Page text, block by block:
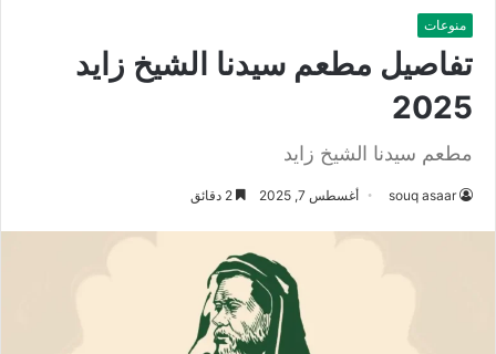
منوعات
تفاصيل مطعم سيدنا الشيخ زايد
2025
مطعم سيدنا الشيخ زايد
souq asaar أغسطس 7, 2025